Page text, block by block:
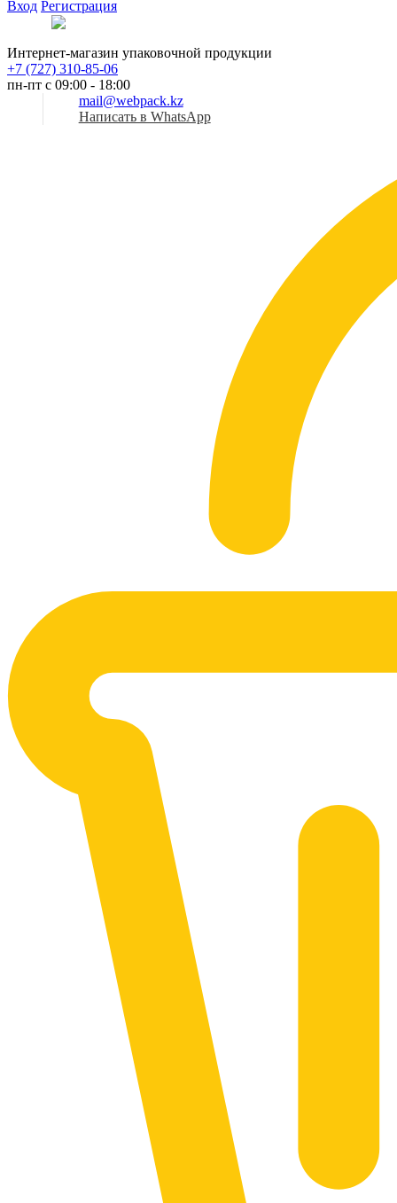
Вход Регистрация
Интернет-магазин упаковочной продукции
+7 (727) 310-85-06
пн-пт с 09:00 - 18:00
mail@webpack.kz
Написать в WhatsApp